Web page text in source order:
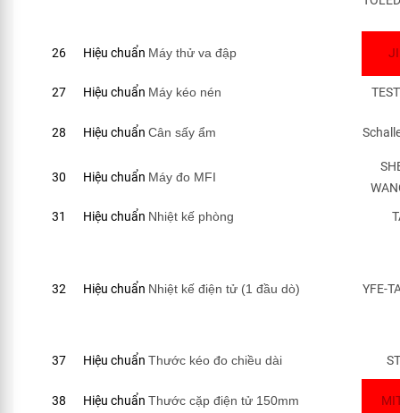
26 Hiệu chuẩn Máy thử va đập
27 Hiệu chuẩn Máy kéo nén
28 Hiệu chuẩn Cân sấy ẩm
30 Hiệu chuẩn Máy đo MFI
31
Hiệu chuẩn Nhiệt kế phòng
32 Hiệu chuẩn Nhiệt kế điện tử (1 đầu dò) YFE-
37 Hiệu chuẩn Thước kéo đo chiều dài
38 Hiệu chuẩn Thước cặp điện tử 150mm